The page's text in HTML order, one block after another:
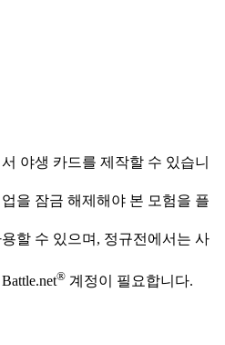
야생 카드를 제작할 수 있습니
을 잠금 해제해야 본 모험을 플
할 수 있으며, 정규전에서는 사
® 계정이 필요합니다.